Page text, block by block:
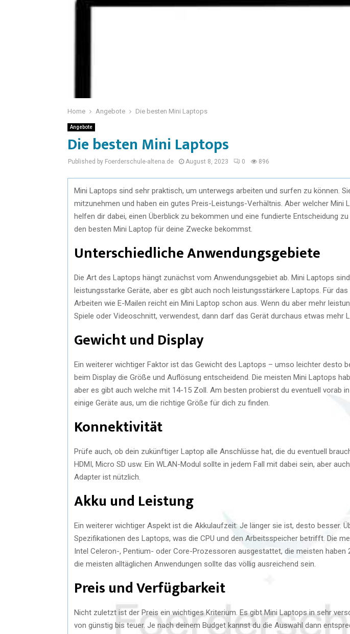
Home Angebote Die besten Mini Laptops
Angebote
Die besten Mini Laptops
Published by Foerderschule-altena.de August 8, 2023 0 896
Mini Laptops sind sehr praktisch, um unterwegs arbeiten und surfen zu können.
mitzunehmen und haben ein gutes Preis-Leistungs-Verhältnis. Aber welcher Mini
helfen dir dabei, einen Überblick zu bekommen und eine fundierte Entscheidung
den besten Mini Laptop für deine Zwecke bekommst.
Unterschiedliche Anwendungsgebiete
Die Art des Laptops hängt zunächst vom Anwendungsgebiet ab. Mini Laptops
leistungsstarke Geräte, aber es gibt auch noch leistungsstärkere Laptops. Für
Arbeiten wie E-Mailen reicht ein Mini Laptop schon aus. Wenn du aber mehr
Spiele oder Videoschnitt, verwendest, dann darf das Gerät durchaus etwas mehr
Gewicht und Display
Ein weiterer wichtiger Faktor ist das Gewicht des Laptops – umso leichter desto
beim Display die Größe und Auflösung entscheidend. Die meisten Mini Laptops
aber es gibt auch welche mit 14-15 Zoll. Am besten probierst du eventuell vorab
einige Geräte aus, um die richtige Größe für dich zu finden.
Konnektivität
Prüfe auch, ob dein zukünftiger Laptop alle Anschlüsse hat, die du eventuell
HDMI, Micro SD usw. Ein WLAN-Modul sollte in jedem Fall mit dabei sein, aber
Adapter ist nützlich.
Akku und Leistung
Ein weiterer wichtiger Aspekt ist die Akkulaufzeit: Je länger sie ist, desto besser.
Spezifikationen des Laptops, was die CPU und den Arbeitsspeicher betrifft. Die
Intel Celeron-, Pentium- oder Core-Prozessoren ausgestattet, die meisten haben
die meisten alltäglichen Anwendungen sollte das völlig ausreichend sein.
Preis und Verfügbarkeit
Nicht zuletzt ist der Preis ein wichtiges Kriterium. Es gibt Mini Laptops in sehr
von günstig bis teuer. Je nach deinem Budget kannst du die Auswahl dann